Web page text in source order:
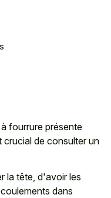
fourrure présente
crucial de consulter un
la tête, d'avoir les
dans